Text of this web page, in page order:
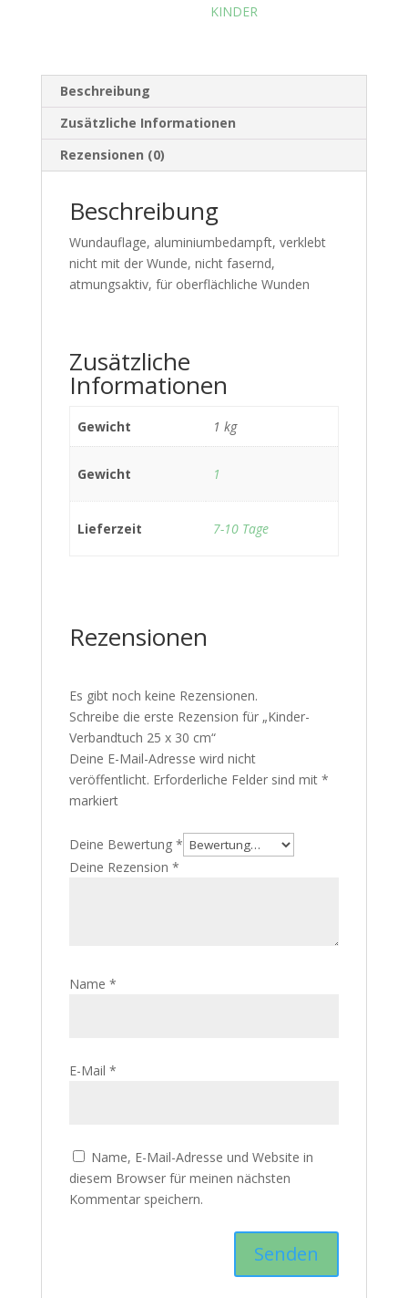
KINDER
Beschreibung
Zusätzliche Informationen
Rezensionen (0)
Beschreibung
Wundauflage, aluminiumbedampft, verklebt
nicht mit der Wunde, nicht fasernd,
atmungsaktiv, für oberflächliche Wunden
Zusätzliche
Informationen
Gewicht 1 kg
Gewicht 1
Lieferzeit 7-10 Tage
Rezensionen
Es gibt noch keine Rezensionen.
Schreibe die erste Rezension für „Kinder-
Verbandtuch 25 x 30 cm“
Deine E-Mail-Adresse wird nicht
veröffentlicht. Erforderliche Felder sind mit *
markiert
Deine Bewertung *
Deine Rezension *
Name *
E-Mail *
Name, E-Mail-Adresse und Website in
diesem Browser für meinen nächsten
Kommentar speichern.